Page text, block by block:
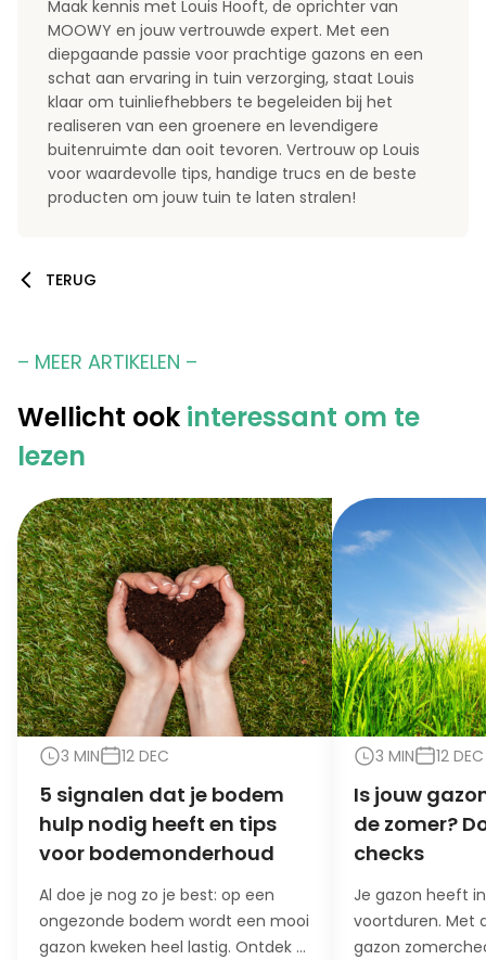
Maak kennis met Louis Hooft, de oprichter van
MOOWY en jouw vertrouwde expert. Met een
diepgaande passie voor prachtige gazons en een
schat aan ervaring in tuin verzorging, staat Louis
klaar om tuinliefhebbers te begeleiden bij het
realiseren van een groenere en levendigere
buitenruimte dan ooit tevoren. Vertrouw op Louis
voor waardevolle tips, handige trucs en de beste
producten om jouw tuin te laten stralen!
TERUG
– MEER ARTIKELEN –
Wellicht ook interessant om te
lezen
3 MIN 12 DEC
5 signalen dat je bodem
hulp nodig heeft en tips
voor bodemonderhoud
Al doe je nog zo je best: op een
ongezonde bodem wordt een mooi
gazon kweken heel lastig. Ontdek 5
3 MIN 12 DEC
Is jouw
de zomer?
checks
Je gazon heeft
voortduren. Met
gazon